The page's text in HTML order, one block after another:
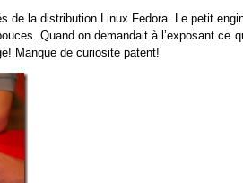
de la distribution Linux Fedora. Le petit
Quand on demandait à l’exposant ce
Manque de curiosité patent!